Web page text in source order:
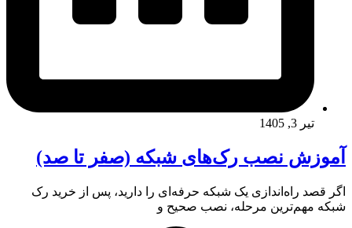
تیر 3, 1405
آموزش نصب رک‌های شبکه (صفر تا صد)
اگر قصد راه‌اندازی یک شبکه حرفه‌ای را دارید، پس از خرید رک
شبکه مهم‌ترین مرحله، نصب صحیح و